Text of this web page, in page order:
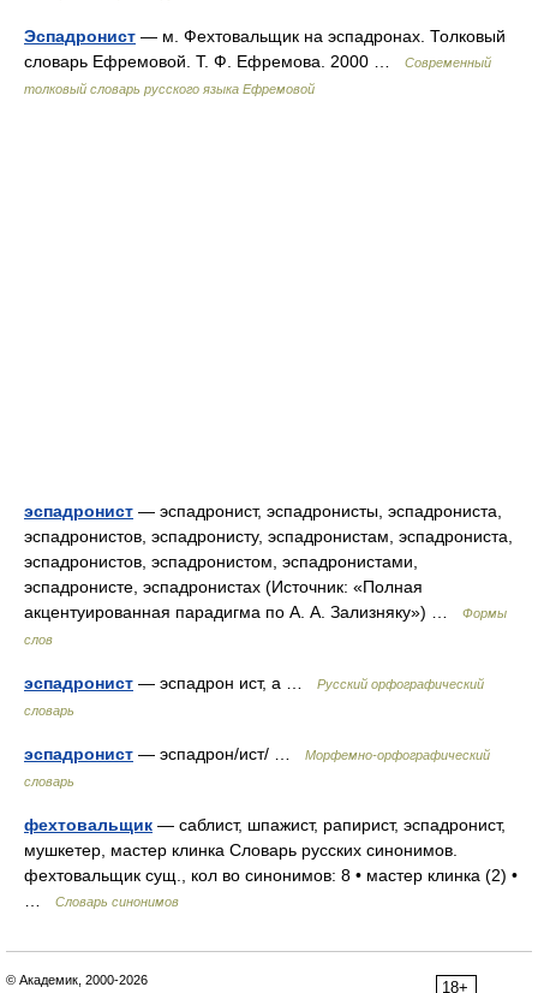
Эспадронист — м. Фехтовальщик на эспадронах. Толковый
словарь Ефремовой. Т. Ф. Ефремова. 2000 …
Современный
толковый словарь русского языка Ефремовой
эспадронист — эспадронист, эспадронисты, эспадрониста,
эспадронистов, эспадронисту, эспадронистам, эспадрониста,
эспадронистов, эспадронистом, эспадронистами,
эспадронисте, эспадронистах (Источник: «Полная
акцентуированная парадигма по А. А. Зализняку») …
Формы
слов
эспадронист — эспадрон ист, а …
Русский орфографический
словарь
эспадронист — эспадрон/ист/ …
Морфемно-орфографический
словарь
фехтовальщик — саблист, шпажист, рапирист, эспадронист,
мушкетер, мастер клинка Словарь русских синонимов.
фехтовальщик сущ., кол во синонимов: 8 • мастер клинка (2) •
Словарь синонимов
18+
© Академик, 2000-2026